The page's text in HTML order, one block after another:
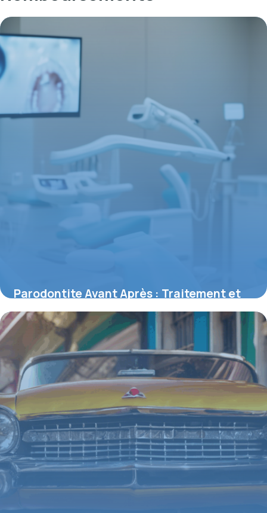
Parodontite Avant Après : Traitement et
Prise en Charge
15 juin 2026